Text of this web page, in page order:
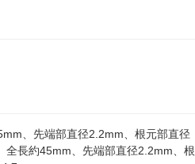
、先端部直径2.2mm、根元部直径
全長約45mm、先端部直径2.2mm、根